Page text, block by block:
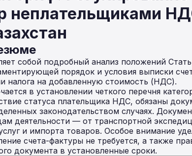
неплательщиками
собой подробный анализ положений
порядок и условия выписки
налога на добавленную стоимость (НДС).
в установлении четкого перечня
статуса плательщика НДС, обязаны
законодательством случаях.
деятельности — от транспортной
и импорта товаров. Особое внимание
счета-фактуры не требуется, а также
документа в установленные сроки.